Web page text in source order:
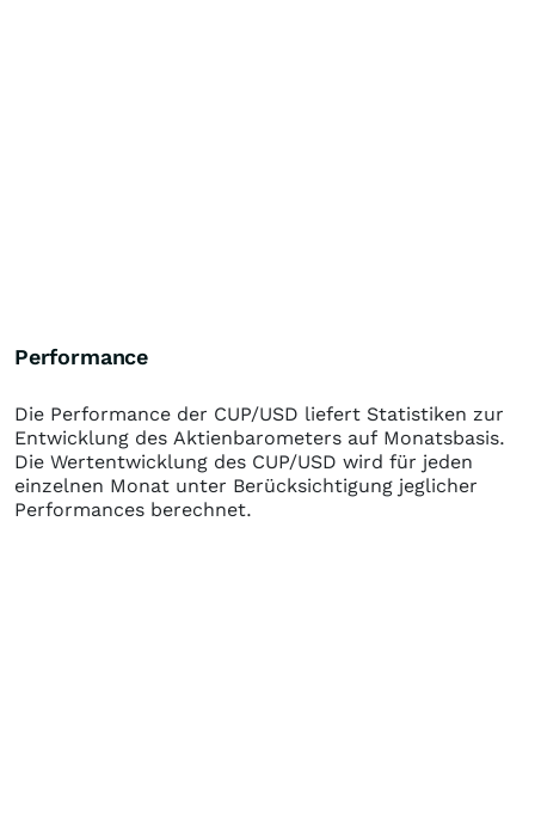
Performance
Die Performance der CUP/USD liefert Statistiken zur
Entwicklung des Aktienbarometers auf Monatsbasis.
Die Wertentwicklung des CUP/USD wird für jeden
einzelnen Monat unter Berücksichtigung jeglicher
Performances berechnet.